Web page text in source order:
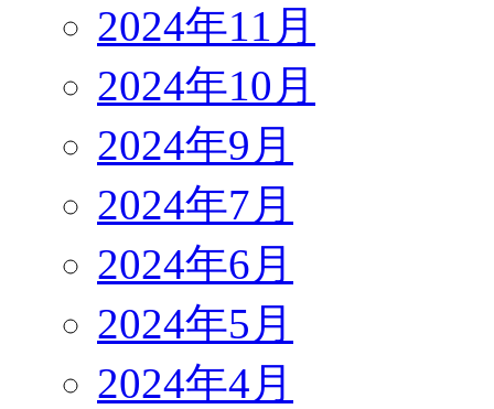
2024年11月
2024年10月
2024年9月
2024年7月
2024年6月
2024年5月
2024年4月